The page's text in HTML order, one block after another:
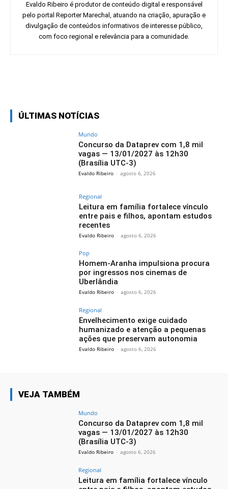
Evaldo Ribeiro é produtor de conteúdo digital e responsável
pelo portal Reporter Marechal, atuando na criação, apuração e
divulgação de conteúdos informativos de interesse público,
com foco regional e relevância para a comunidade.
ÚLTIMAS NOTÍCIAS
Mundo
Concurso da Dataprev com 1,8 mil
vagas — 13/01/2027 às 12h30
(Brasília UTC-3)
Evaldo Ribeiro - agosto 6, 2026
Regional
Leitura em família fortalece vínculo
entre pais e filhos, apontam estudos
recentes
Evaldo Ribeiro - agosto 6, 2026
Pop
Homem-Aranha impulsiona procura
por ingressos nos cinemas de
Uberlândia
Evaldo Ribeiro - agosto 6, 2026
Regional
Envelhecimento exige cuidado
humanizado e atenção a pequenas
ações que preservam autonomia
Evaldo Ribeiro - agosto 6, 2026
VEJA TAMBÉM
Mundo
Concurso da Dataprev com 1,8 mil
vagas — 13/01/2027 às 12h30
(Brasília UTC-3)
Evaldo Ribeiro - agosto 6, 2026
Regional
Leitura em família fortalece vínculo